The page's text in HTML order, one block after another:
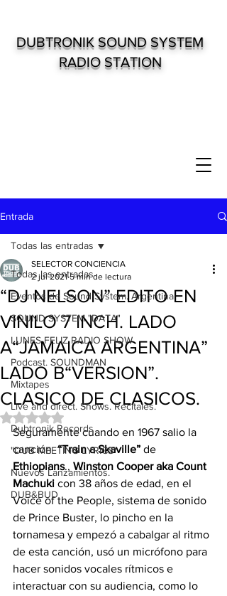
DUBTRONIK SOUND SYSTEM
RADIO STATION
Entrada
Todas las entradas
Eventos de Sound System. Argentina
SOUND SYSTEM "DATA"
LUNES FELIZ RADIO SHOW
Podcast. SOUNDMAN
Mixtapes
Live and direct. Shows. Recitales.
Dubtronik Records
"DUB MEETING LYRICS"
Nuevos Lanzamientos.
DUB&BUD
Todas las entradas
“DJ NELSON” EDITO EN
VINILO 7 INCH. LADO
A“JAMAICA ARGENTINA”
LADO B“VERSION”.
CLASICO DE CLASICOS.
SELECTOR CONCIENCIA
2 jul 2021 5 min de lectura
Obtuvo NaN de 5 estrellas.
Seguramente cuando en 1967 salio la
canción “Train a Skaville” de
Ethiopians., Winston Cooper aka Count
Machuki con 38 años de edad, en el
Voice of the People, sistema de sonido
de Prince Buster, lo pincho en la
tornamesa y empezó a cabalgar al ritmo
de esta canción, usó un micrófono para
hacer sonidos vocales rítmicos e
interactuar con su audiencia, como lo